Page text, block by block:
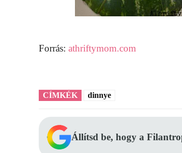
Forrás: athriftymom.com
CÍMKÉK dinnye
Állítsd be, hogy a